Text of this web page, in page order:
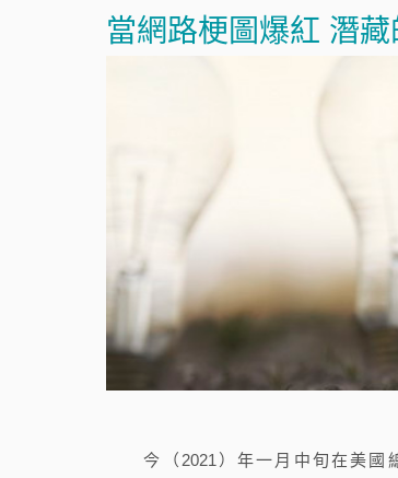
當網路梗圖爆紅 潛
今（2021）年一月中旬在美國總